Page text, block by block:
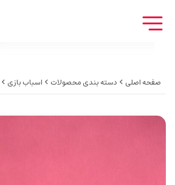
صفحه اصلی دسته بندی محصولات اسباب بازی